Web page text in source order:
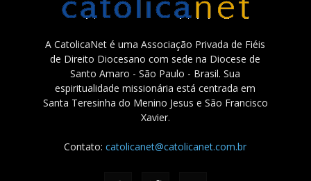
A CatolicaNet é uma Associação Privada de Fiéis
de Direito Diocesano com sede na Diocese de
Santo Amaro - São Paulo - Brasil. Sua
espiritualidade missionária está centrada em
Santa Teresinha do Menino Jesus e São Francisco
Xavier.
Contato:catolicanet@catolicanet.com.br